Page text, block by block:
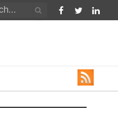
Facebook
Twitter